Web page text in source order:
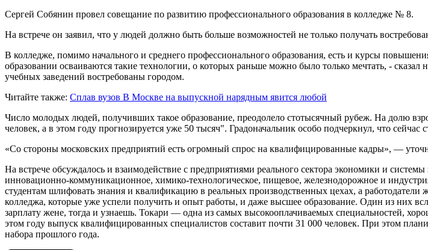
Сергей Собянин провел совещание по развитию профессионального образования в колледже № 8.
На встрече он заявил, что у людей должно быть больше возможностей не только получать
В колледже, помимо начального и среднего профессионального образования, есть и курсы
образовании осваиваются такие технологии, о которых раньше можно было только мечтать, -
учебных заведений востребованы городом.
Читайте также: Сплав вузов В Москве на выпускной нарядным явится любой
Число молодых людей, получивших такое образование, преодолело стотысячный рубеж. На долю
человек, а в этом году прогнозируется уже 50 тысяч". Градоначальник особо подчеркнул, что
«Со стороны московских предприятий есть огромный спрос на квалифицированные кадры», —
На встрече обсуждалось и взаимодействие с предприятиями реального сектора экономики и
инновационно-коммуникационное, химико-технологическое, пищевое, железнодорожное и
студентам шлифовать знания и квалификацию в реальных производственных цехах, а
колледжа, которые уже успели получить и опыт работы, и даже высшее образование. Один из них
зарплату жене, тогда и узнаешь. Токари — одна из самых высокооплачиваемых специальностей,
этом году выпуск квалифицированных специалистов составит почти 31 000 человек. При этом
набора прошлого года.